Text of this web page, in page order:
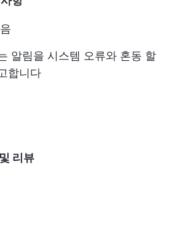
알림을 시스템 오류와 혼동 할
합니다
리뷰